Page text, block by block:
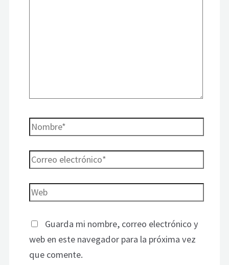
Guarda mi nombre, correo electrónico y
web en este navegador para la próxima vez
que comente.